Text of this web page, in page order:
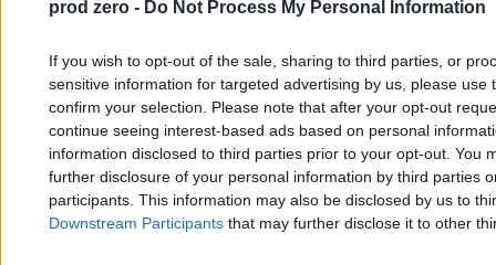
prod zero - Do Not Process My Personal Information
If you wish to opt-out of the sale, sharing to third parties, or
sensitive information for targeted advertising by us, please use
confirm your selection. Please note that after your opt-out
continue seeing interest-based ads based on personal
information disclosed to third parties prior to your opt-out. You
further disclosure of your personal information by third parties
participants. This information may also be disclosed by us to
Downstream Participants that may further disclose it to other
14 min
Wojsko